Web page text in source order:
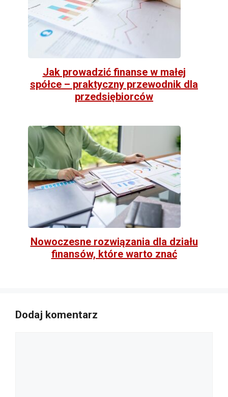
Jak prowadzić finanse w małej
spółce – praktyczny przewodnik dla
przedsiębiorców
Nowoczesne rozwiązania dla działu
finansów, które warto znać
Dodaj komentarz